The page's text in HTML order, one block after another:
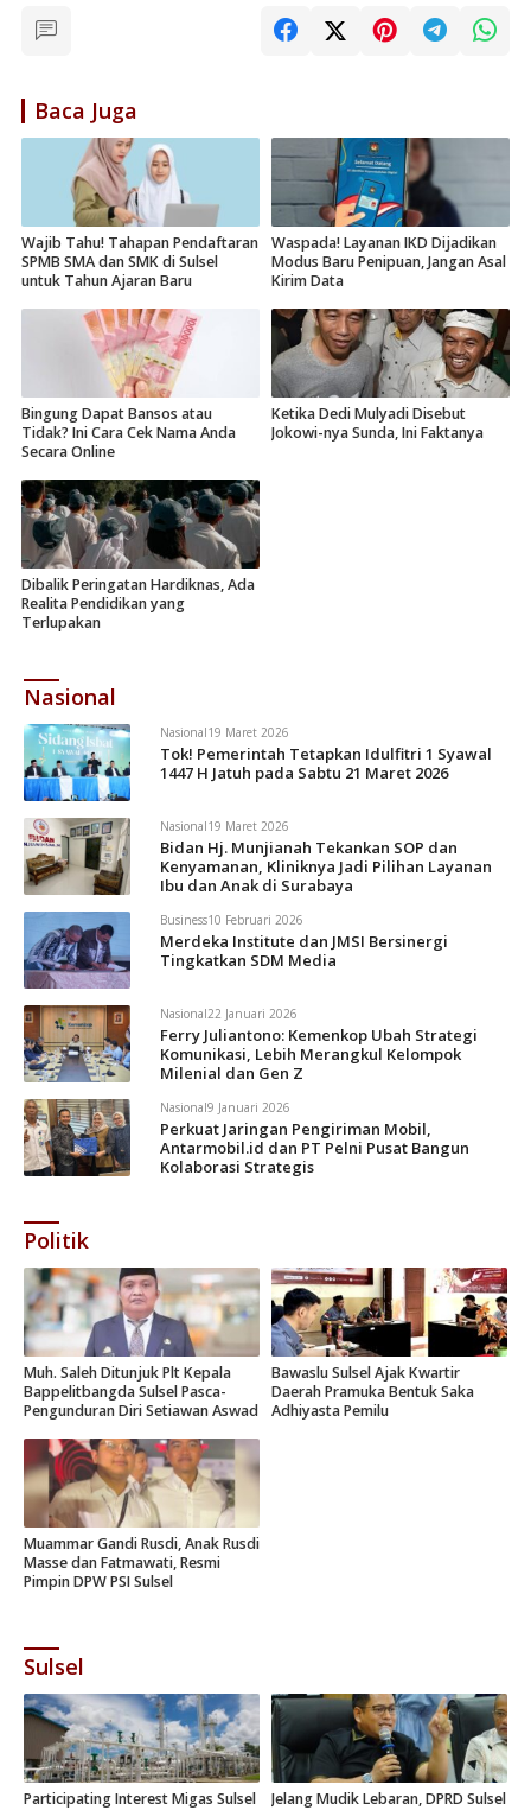
Baca Juga
Wajib Tahu! Tahapan Pendaftaran
SPMB SMA dan SMK di Sulsel
untuk Tahun Ajaran Baru
Waspada! Layanan IKD Dijadikan
Modus Baru Penipuan, Jangan Asal
Kirim Data
Bingung Dapat Bansos atau
Tidak? Ini Cara Cek Nama Anda
Secara Online
Ketika Dedi Mulyadi Disebut
Jokowi-nya Sunda, Ini Faktanya
Dibalik Peringatan Hardiknas, Ada
Realita Pendidikan yang
Terlupakan
Nasional
Nasional19 Maret 2026
Tok! Pemerintah Tetapkan Idulfitri 1 Syawal
1447 H Jatuh pada Sabtu 21 Maret 2026
Nasional19 Maret 2026
Bidan Hj. Munjianah Tekankan SOP dan
Kenyamanan, Kliniknya Jadi Pilihan Layanan
Ibu dan Anak di Surabaya
Business10 Februari 2026
Merdeka Institute dan JMSI Bersinergi
Tingkatkan SDM Media
Nasional22 Januari 2026
Ferry Juliantono: Kemenkop Ubah Strategi
Komunikasi, Lebih Merangkul Kelompok
Milenial dan Gen Z
Nasional9 Januari 2026
Perkuat Jaringan Pengiriman Mobil,
Antarmobil.id dan PT Pelni Pusat Bangun
Kolaborasi Strategis
Politik
Muh. Saleh Ditunjuk Plt Kepala
Bappelitbangda Sulsel Pasca-
Pengunduran Diri Setiawan Aswad
Bawaslu Sulsel Ajak Kwartir
Daerah Pramuka Bentuk Saka
Adhiyasta Pemilu
Muammar Gandi Rusdi, Anak Rusdi
Masse dan Fatmawati, Resmi
Pimpin DPW PSI Sulsel
Sulsel
Participating Interest Migas Sulsel
Jelang Mudik Lebaran, DPRD Sulsel